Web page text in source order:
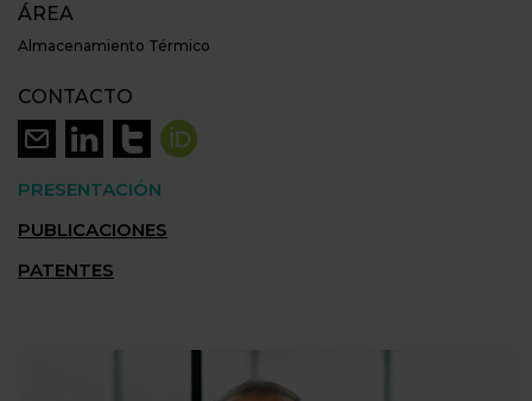
ÁREA
Almacenamiento Térmico
CONTACTO
PRESENTACIÓN
PUBLICACIONES
PATENTES